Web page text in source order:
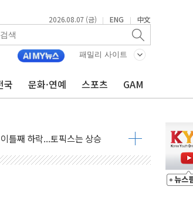
2026.08.07 (금) | ENG | 中文
패밀리 사이트
국 문화·연예 스포츠 GAM
비 인상 차단' 조건
틀째 하락...토픽스는 상승
환경 변화에 따른 것"